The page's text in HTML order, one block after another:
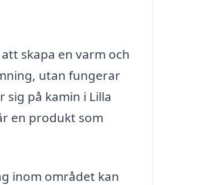
skapa en varm och
utan fungerar
på kamin i Lilla
en produkt som
inom området kan